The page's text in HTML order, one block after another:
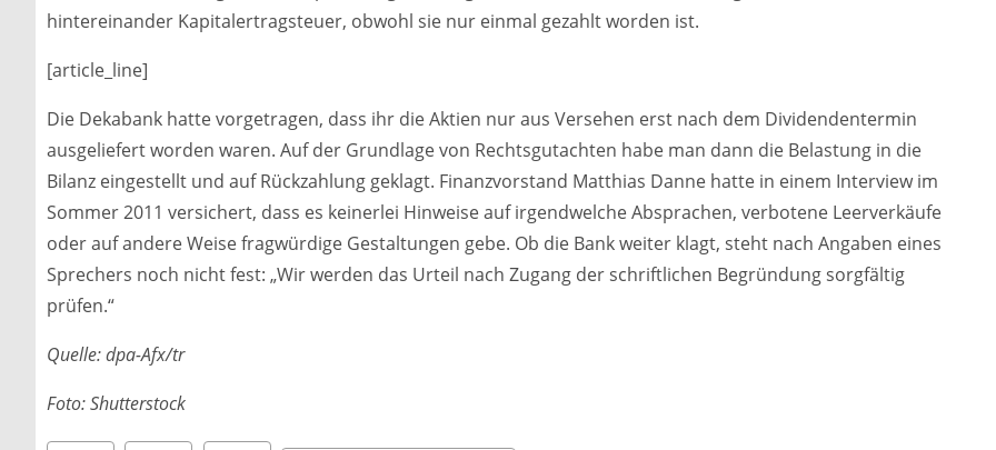
hintereinander Kapitalertragsteuer, obwohl sie nur einmal gezahlt worden ist.
[article_line]
Die Dekabank hatte vorgetragen, dass ihr die Aktien nur aus Versehen erst nach dem Dividendentermin
ausgeliefert worden waren. Auf der Grundlage von Rechtsgutachten habe man dann die Belastung in die
Bilanz eingestellt und auf Rückzahlung geklagt. Finanzvorstand Matthias Danne hatte in einem Interview im
Sommer 2011 versichert, dass es keinerlei Hinweise auf irgendwelche Absprachen, verbotene Leerverkäufe
oder auf andere Weise fragwürdige Gestaltungen gebe. Ob die Bank weiter klagt, steht nach Angaben eines
Sprechers noch nicht fest: „Wir werden das Urteil nach Zugang der schriftlichen Begründung sorgfältig
prüfen.“
Quelle: dpa-Afx/tr
Foto: Shutterstock